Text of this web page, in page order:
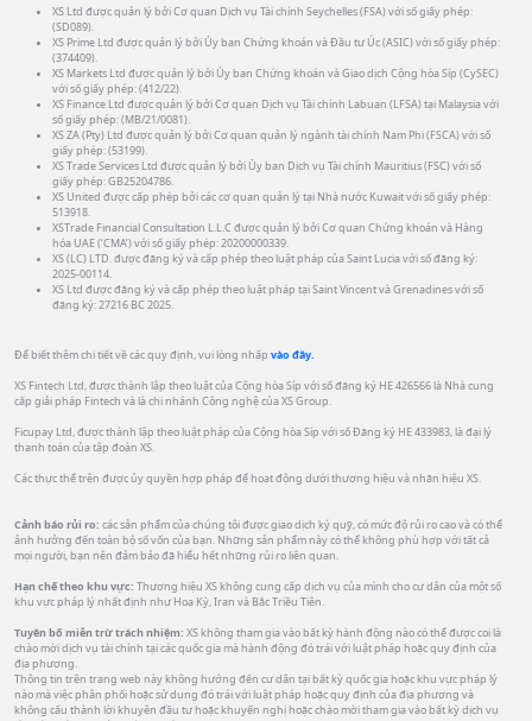
XS Ltd được quản lý bởi Cơ quan Dịch vụ Tài chính Seychelles (FSA) với số giấy phép:
(SD089).
XS Prime Ltd được quản lý bởi Ủy ban Chứng khoán và Đầu tư Úc (ASIC) với số giấy phép:
(374409).
XS Markets Ltd được quản lý bởi Ủy ban Chứng khoán và Giao dịch Cộng hòa Síp (CySEC)
với số giấy phép: (412/22).
XS Finance Ltd được quản lý bởi Cơ quan Dịch vụ Tài chính Labuan (LFSA) tại Malaysia với
số giấy phép: (MB/21/0081).
XS ZA (Pty) Ltd được quản lý bởi Cơ quan quản lý ngành tài chính Nam Phi (FSCA) với số
giấy phép: (53199).
XS Trade Services Ltd được quản lý bởi Ủy ban Dịch vụ Tài chính Mauritius (FSC) với số
giấy phép: GB25204786.
XS United được cấp phép bởi các cơ quan quản lý tại Nhà nước Kuwait với số giấy phép:
513918.
XSTrade Financial Consultation L.L.C được quản lý bởi Cơ quan Chứng khoán và Hàng
hóa UAE (‘CMA’) với số giấy phép: 20200000339.
XS (LC) LTD. được đăng ký và cấp phép theo luật pháp của Saint Lucia với số đăng ký:
2025-00114.
XS Ltd được đăng ký và cấp phép theo luật pháp tại Saint Vincent và Grenadines với số
đăng ký: 27216 BC 2025.
Để biết thêm chi tiết về các quy định, vui lòng nhấp vào đây.
XS Fintech Ltd, được thành lập theo luật của Cộng hòa Síp với số đăng ký HE 426566 là Nhà cung
cấp giải pháp Fintech và là chi nhánh Công nghệ của XS Group.
Ficupay Ltd, được thành lập theo luật pháp của Cộng hòa Síp với số Đăng ký HE 433983, là đại lý
thanh toán của tập đoàn XS.
Các thực thể trên được ủy quyền hợp pháp để hoạt động dưới thương hiệu và nhãn hiệu XS.
Cảnh báo rủi ro: các sản phẩm của chúng tôi được giao dịch ký quỹ, có mức độ rủi ro cao và có thể
ảnh hưởng đến toàn bộ số vốn của bạn. Những sản phẩm này có thể không phù hợp với tất cả
mọi người, bạn nên đảm bảo đã hiểu hết những rủi ro liên quan.
Hạn chế theo khu vực: Thương hiệu XS không cung cấp dịch vụ của mình cho cư dân của một số
khu vực pháp lý nhất định như Hoa Kỳ, Iran và Bắc Triều Tiên.
Tuyên bố miễn trừ trách nhiệm: XS không tham gia vào bất kỳ hành động nào có thể được coi là
chào mời dịch vụ tài chính tại các quốc gia mà hành động đó trái với luật pháp hoặc quy định của
địa phương.
Thông tin trên trang web này không hướng đến cư dân tại bất kỳ quốc gia hoặc khu vực pháp lý
nào mà việc phân phối hoặc sử dụng đó trái với luật pháp hoặc quy định của địa phương và
không cấu thành lời khuyên đầu tư hoặc khuyến nghị hoặc chào mời tham gia vào bất kỳ dịch vụ